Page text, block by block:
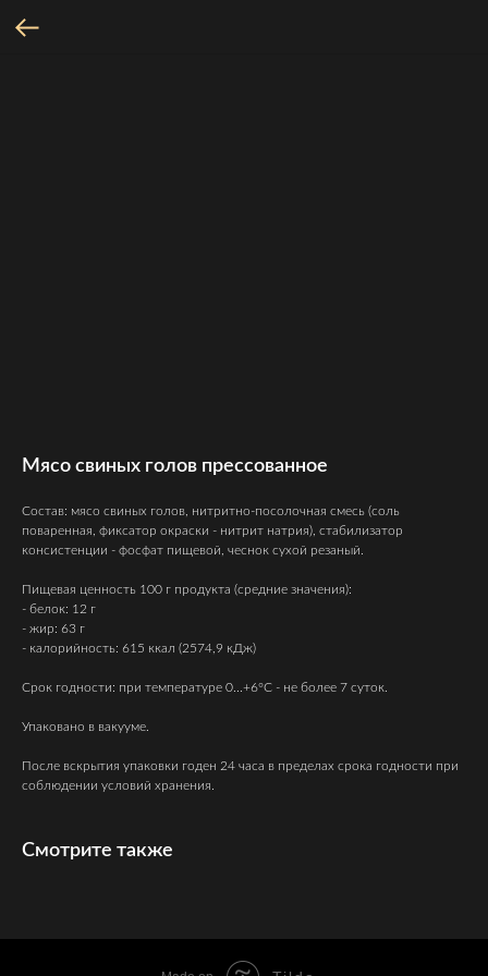
Мясо свиных голов прессованное
Состав: мясо свиных голов, нитритно-посолочная смесь (соль
поваренная, фиксатор окраски - нитрит натрия), стабилизатор
консистенции - фосфат пищевой, чеснок сухой резаный.
Пищевая ценность 100 г продукта (средние значения):
- белок: 12 г
- жир: 63 г
- калорийность: 615 ккал (2574,9 кДж)
Срок годности: при температуре 0...+6°С - не более 7 суток.
Упаковано в вакууме.
После вскрытия упаковки годен 24 часа в пределах срока годности при
соблюдении условий хранения.
Смотрите также